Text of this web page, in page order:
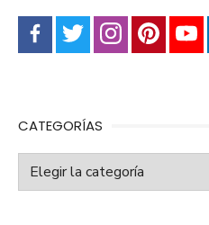
CATEGORÍAS
Categorías